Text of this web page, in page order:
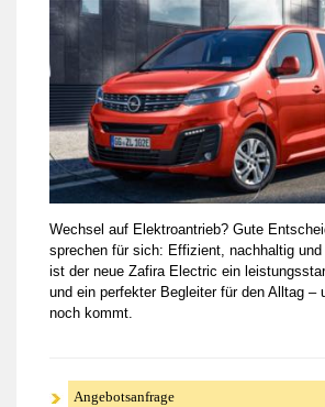
Wechsel auf Elektroantrieb? Gute
sprechen für sich: Effizient, nachhaltig
ist der neue Zafira Electric ein
und ein perfekter Begleiter für den Alltag –
noch kommt.
Angebotsanfrage